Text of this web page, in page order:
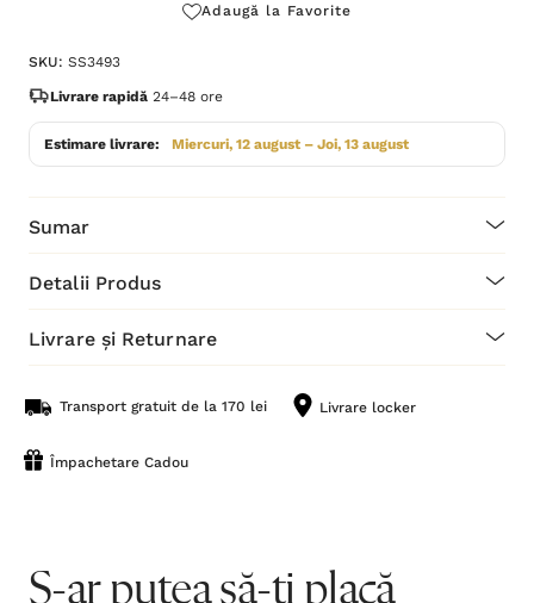
Adaugă la Favorite
SKU: SS3493
Livrare rapidă 24–48 ore
Estimare livrare: Miercuri, 12 august – Joi, 13 august
Sumar
Detalii Produs
Livrare și Returnare
Transport gratuit de la 170 lei Livrare locker
Împachetare Cadou
S-ar putea să-ți placă